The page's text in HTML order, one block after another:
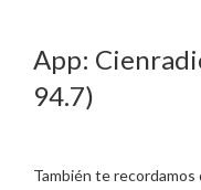
App:
94.7)
También te